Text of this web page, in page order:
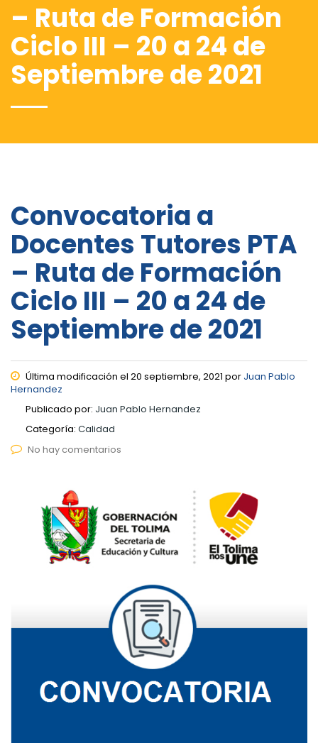
– Ruta de Formación
Ciclo III – 20 a 24 de
Septiembre de 2021
Convocatoria a
Docentes Tutores PTA
– Ruta de Formación
Ciclo III – 20 a 24 de
Septiembre de 2021
Última modificación el 20 septiembre, 2021 por Juan Pablo
Hernandez
Publicado por: Juan Pablo Hernandez
Categoría: Calidad
No hay comentarios